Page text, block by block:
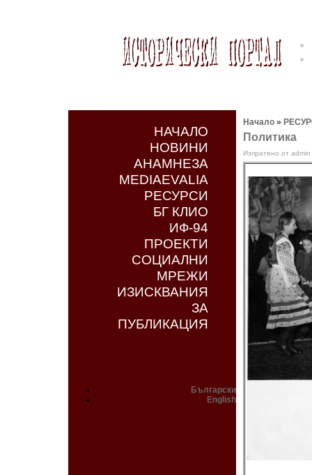
НАЧАЛО
НОВИНИ
АНАМНЕЗА
MEDIAEVALIA
РЕСУРСИ
БГ КЛИО
ИФ-94
ПРОЕКТИ
СОЦИАЛНИ
МРЕЖИ
ИЗИСКВАНИЯ
ЗА
ПУБЛИКАЦИЯ
Български
English
Начало »
Политика
Изпратено от